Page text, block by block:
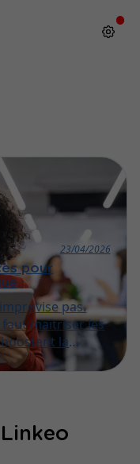
23/04/2026
pour
pas.
maîtriser les
la
Découvrez